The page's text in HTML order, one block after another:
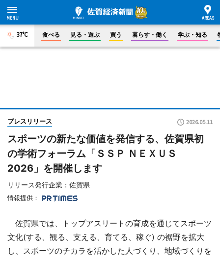
37°C 食べる 見る・遊ぶ 買う 暮らす・働く 学ぶ・知る
プレスリリース 2026.05.11
スポーツの新たな価値を発信する、佐賀県初
の学術フォーラム「ＳＳＰ ＮＥＸＵＳ
2026」を開催します
リリース発行企業：佐賀県
情報提供：
佐賀県では、トップアスリートの育成を通じてスポーツ
文化(する、観る、支える、育てる、稼ぐ) の裾野を拡大
し、スポーツのチカラを活かした人づくり、地域づくりを